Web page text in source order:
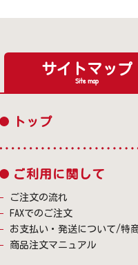
サイトマップ
Site map
トップ
ご利用に関して
ご注文の流れ
FAXでのご注文
お支払い・発送について/特
商品注文マニュアル